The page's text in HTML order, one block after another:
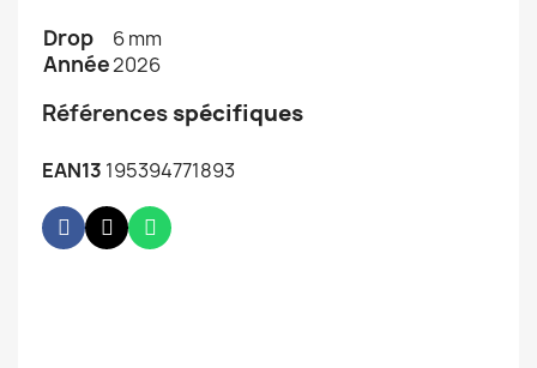
Drop 6 mm
Année2026
Références spécifiques
EAN13 195394771893